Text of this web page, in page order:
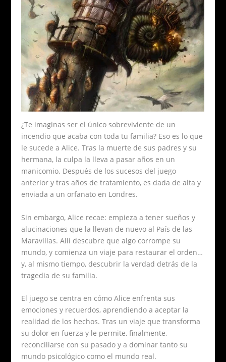
¿Te imaginas ser el único sobreviviente de un
incendio que acaba con toda tu familia? Eso es lo que
le sucede a Alice. Tras la muerte de sus padres y su
hermana, la culpa la lleva a pasar años en un
manicomio. Después de los sucesos del juego
anterior y tras años de tratamiento, es dada de alta y
enviada a un orfanato en Londres.
Sin embargo, Alice recae: empieza a tener sueños y
alucinaciones que la llevan de nuevo al País de las
Maravillas. Allí descubre que algo corrompe su
mundo, y comienza un viaje para restaurar el orden…
y, al mismo tiempo, descubrir la verdad detrás de la
tragedia de su familia.
El juego se centra en cómo Alice enfrenta sus
emociones y recuerdos, aprendiendo a aceptar la
realidad de los hechos. Tras un viaje que transforma
su dolor en fuerza y le permite, finalmente,
reconciliarse con su pasado y a dominar tanto su
mundo psicológico como el mundo real.